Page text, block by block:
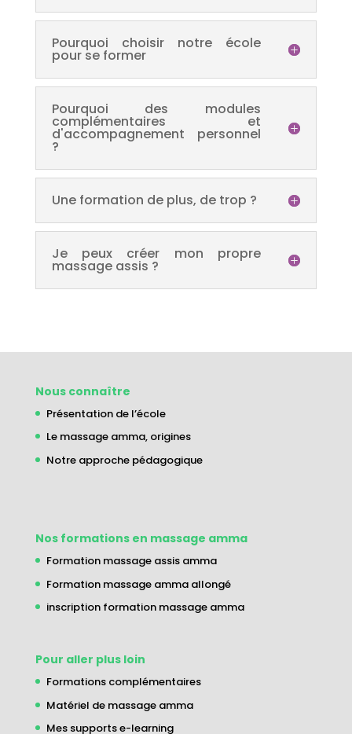
Pourquoi choisir notre école
pour se former
Pourquoi des modules
complémentaires et
d'accompagnement personnel
?
Une formation de plus, de trop ?
Je peux créer mon propre
massage assis ?
Nous connaître
Présentation de l’école
Le massage amma, origines
Notre approche pédagogique
Nos formations en massage amma
Formation massage assis amma
Formation massage amma allongé
inscription formation massage amma
Pour aller plus loin
Formations complémentaires
Matériel de massage amma
Mes supports e-learning